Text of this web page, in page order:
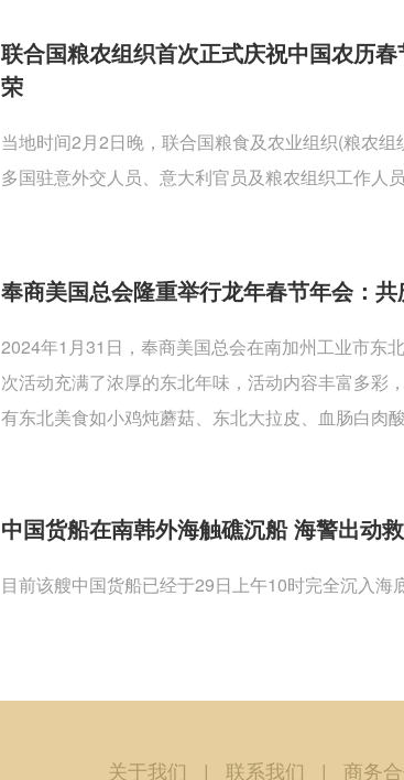
联合国粮农组织首次正式庆祝中国农历
荣
当地时间2月2日晚，联合国粮食及农业组织(粮农
多国驻意外交人员、意大利官员及粮农组织工作人
奉商美国总会隆重举行龙年春节年会：
2024年1月31日，奉商美国总会在南加州工业市东
次活动充满了浓厚的东北年味，活动内容丰富多彩
有东北美食如小鸡炖蘑菇、东北大拉皮、血肠白肉
中国货船在南韩外海触礁沉船 海警出动
目前该艘中国货船已经于29日上午10时完全沉入海底
关于我们 | 联系我们 | 商务